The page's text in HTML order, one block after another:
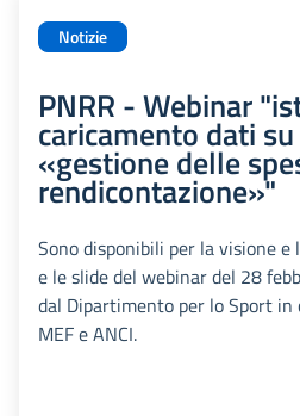
Notizie
PNRR - Webinar
caricamento dati su
«gestione delle
rendicontazione»"
Sono disponibili per la visione
e le slide del webinar del 28
dal Dipartimento per lo Sport in
MEF e ANCI.